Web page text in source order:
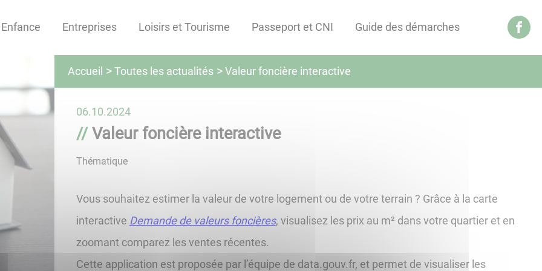
Enfance Entreprises Loisirs et Tourisme Passeport et CNI Guide des démarches
Accueil Toutes les actualités Valeur foncière interactive
06.10.2024
Valeur foncière interactive
Thématique
Vous souhaitez estimer la valeur de votre logement ou de votre terrain ? Grâce à la carte
interactive Demande de valeurs foncières, visualisez les prix au m² dans votre quartier et en
zoomant comparez les ventes récentes.
Cette application est proposée par l’équipe de data.gouv.fr, et permet de visualiser les